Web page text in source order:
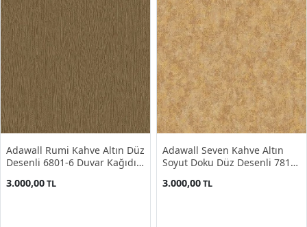
Adawall Rumi Kahve Altın Düz
Desenli 6801-6 Duvar Kağıdı
3.000,00TL
Adawall Seven Kahve Altın
Soyut Doku Düz Desenli 7817-
3.000,00TL